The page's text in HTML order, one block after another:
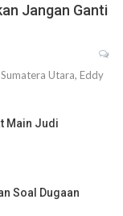
Jangan Ganti
Utara, Eddy
Main Judi
Soal Dugaan